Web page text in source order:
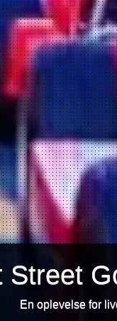
Street
En oplevelse for